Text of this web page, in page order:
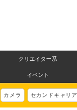
クリエイター系
イベント
カメラ セカンドキャリア